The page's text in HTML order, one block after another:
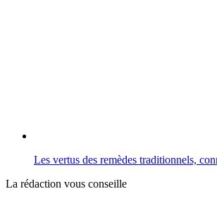
Les vertus des remèdes traditionnels,
La rédaction vous conseille